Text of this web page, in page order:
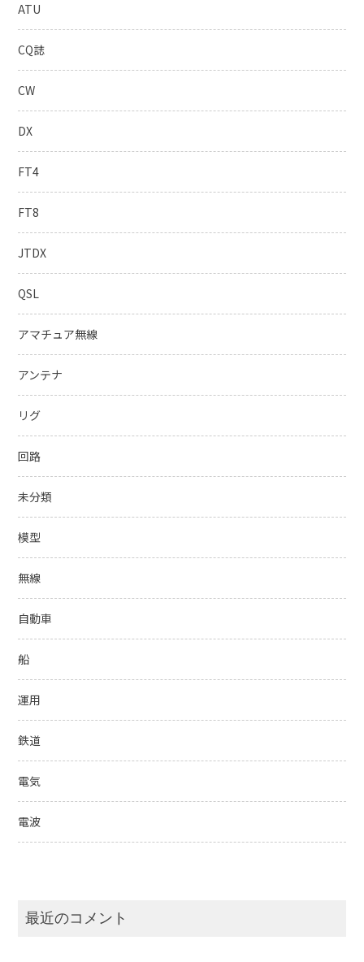
ATU
CQ誌
CW
DX
FT4
FT8
JTDX
QSL
アマチュア無線
アンテナ
リグ
回路
未分類
模型
無線
自動車
船
運用
鉄道
電気
電波
最近のコメント